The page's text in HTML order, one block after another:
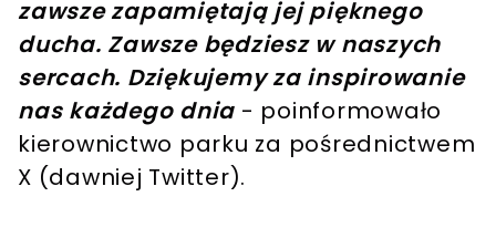
zawsze zapamiętają jej pięknego
ducha. Zawsze będziesz w naszych
sercach. Dziękujemy za inspirowanie
nas każdego dnia - poinformowało
kierownictwo parku za pośrednictwem
X (dawniej Twitter).